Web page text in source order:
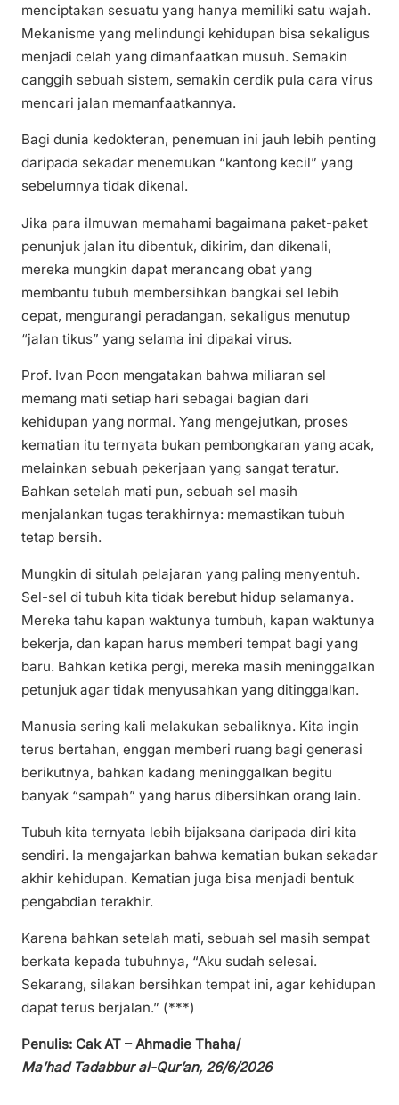
menciptakan sesuatu yang hanya memiliki satu wajah.
Mekanisme yang melindungi kehidupan bisa sekaligus
menjadi celah yang dimanfaatkan musuh. Semakin
canggih sebuah sistem, semakin cerdik pula cara virus
mencari jalan memanfaatkannya.
Bagi dunia kedokteran, penemuan ini jauh lebih penting
daripada sekadar menemukan “kantong kecil” yang
sebelumnya tidak dikenal.
Jika para ilmuwan memahami bagaimana paket-paket
penunjuk jalan itu dibentuk, dikirim, dan dikenali,
mereka mungkin dapat merancang obat yang
membantu tubuh membersihkan bangkai sel lebih
cepat, mengurangi peradangan, sekaligus menutup
“jalan tikus” yang selama ini dipakai virus.
Prof. Ivan Poon mengatakan bahwa miliaran sel
memang mati setiap hari sebagai bagian dari
kehidupan yang normal. Yang mengejutkan, proses
kematian itu ternyata bukan pembongkaran yang acak,
melainkan sebuah pekerjaan yang sangat teratur.
Bahkan setelah mati pun, sebuah sel masih
menjalankan tugas terakhirnya: memastikan tubuh
tetap bersih.
Mungkin di situlah pelajaran yang paling menyentuh.
Sel-sel di tubuh kita tidak berebut hidup selamanya.
Mereka tahu kapan waktunya tumbuh, kapan waktunya
bekerja, dan kapan harus memberi tempat bagi yang
baru. Bahkan ketika pergi, mereka masih meninggalkan
petunjuk agar tidak menyusahkan yang ditinggalkan.
Manusia sering kali melakukan sebaliknya. Kita ingin
terus bertahan, enggan memberi ruang bagi generasi
berikutnya, bahkan kadang meninggalkan begitu
banyak “sampah” yang harus dibersihkan orang lain.
Tubuh kita ternyata lebih bijaksana daripada diri kita
sendiri. Ia mengajarkan bahwa kematian bukan sekadar
akhir kehidupan. Kematian juga bisa menjadi bentuk
pengabdian terakhir.
Karena bahkan setelah mati, sebuah sel masih sempat
berkata kepada tubuhnya, “Aku sudah selesai.
Sekarang, silakan bersihkan tempat ini, agar kehidupan
dapat terus berjalan.” (***)
Penulis: Cak AT – Ahmadie Thaha/
Ma’had Tadabbur al-Qur’an, 26/6/2026